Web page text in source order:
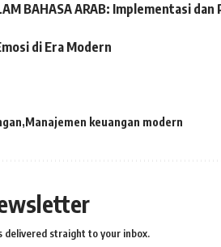
BAHASA ARAB: Implementasi
di Era Modern
Manajemen keuangan modern
delivered straight to your inbox.